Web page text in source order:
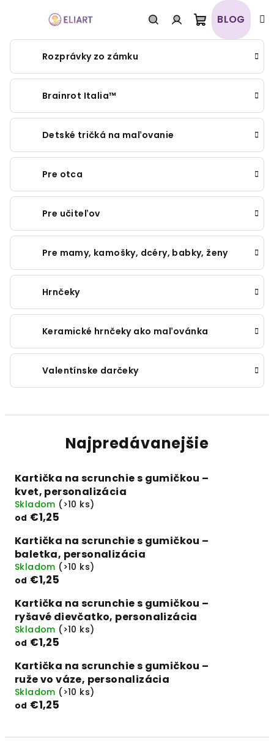
HľadaťPrihlásenie
Nákupný
košík
BLOG
Rozprávky zo zámku
Brainrot Italia™
Detské tričká na maľovanie
Pre otca
Pre učiteľov
Pre mamy, kamošky, dcéry, babky, ženy
Hrnčeky
Keramické hrnčeky ako maľovánka
Valentínske darčeky
Najpredávanejšie
Kartička na scrunchie s gumičkou –
kvet, personalizácia
Skladom (>10 ks)
od €1,25
Kartička na scrunchie s gumičkou –
baletka, personalizácia
Skladom (>10 ks)
od €1,25
Kartička na scrunchie s gumičkou –
ryšavé dievčatko, personalizácia
Skladom (>10 ks)
od €1,25
Kartička na scrunchie s gumičkou –
ruže vo váze, personalizácia
Skladom (>10 ks)
od €1,25